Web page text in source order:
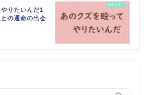
りたいんだ1
の運命の出会